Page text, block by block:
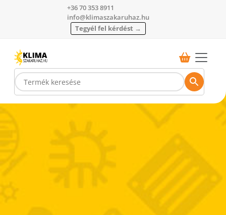
+36 70 353 8911
info@klimaszakaruhaz.hu
Tegyél fel kérdést →